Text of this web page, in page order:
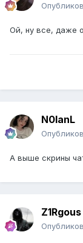
Ой, ну все, даже
N0lanL
А выше скрины
Z1Rgous